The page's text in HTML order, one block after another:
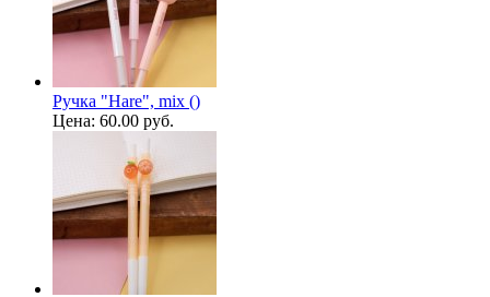
Ручка "Hare", mix ()
Цена: 60.00 руб.